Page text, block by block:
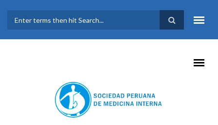
FORMULARIO DE
BÚSQUEDA